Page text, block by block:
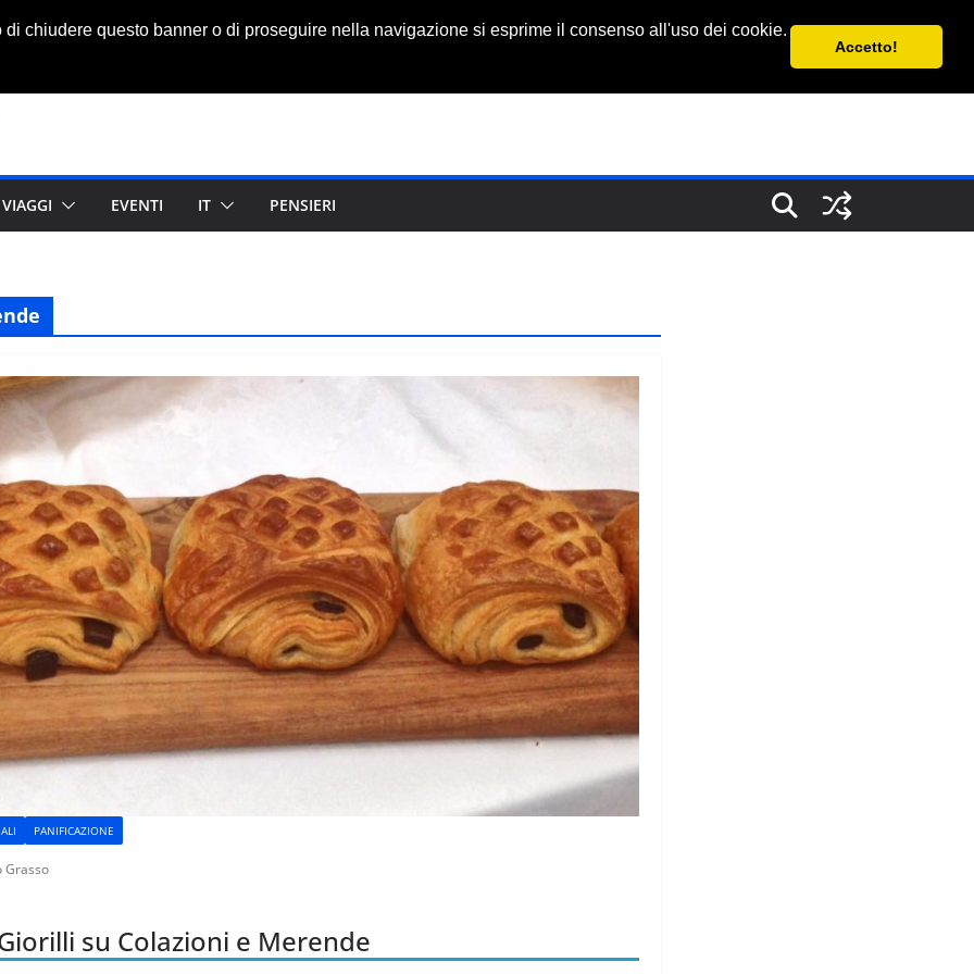
chiudere questo banner o di proseguire nella navigazione si esprime il consenso all'uso dei cookie.
Accetto!
VIAGGI EVENTI IT PENSIERI
PANIFICAZIONE
Grasso
su Colazioni e Merende